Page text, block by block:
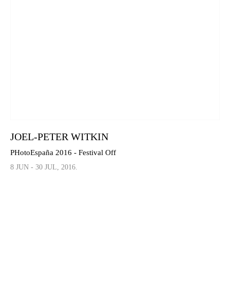
JOEL-PETER WITKIN
PHotoEspaña 2016 - Festival Off
8 JUN - 30 JUL, 2016.